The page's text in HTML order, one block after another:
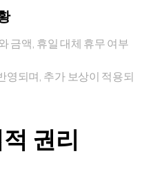
금액, 휴일 대체 휴무 여부
영되며, 추가 보상이 적용되
권리